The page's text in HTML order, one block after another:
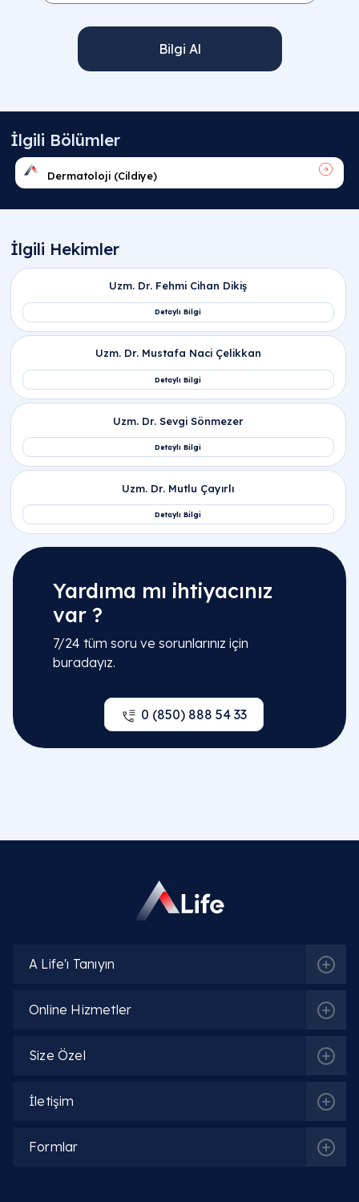
Bilgi Al
Yardıma mı ihtiyacınız
var ?
7/24 tüm soru ve sorunlarınız için
buradayız.
0 (850) 888 54 33
A Life'ı Tanıyın
Online Hizmetler
Size Özel
İletişim
Formlar